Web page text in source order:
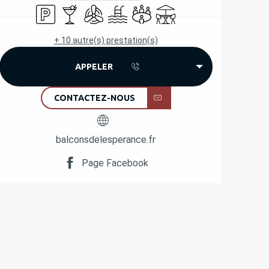
ParkingBar / Buvette
Air conditionné
PiscineSalle de réunion
Terrasse
+ 10 autre(s) prestation(s)
APPELER
CONTACTEZ-NOUS
balconsdelesperance.fr
Page Facebook